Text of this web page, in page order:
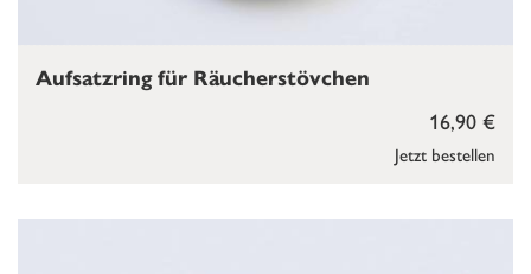
Jetzt bestellen
16,90 €
Aufsatzring für Räucherstövchen